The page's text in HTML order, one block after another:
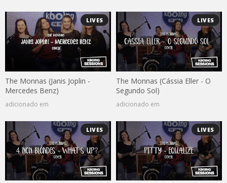
LIVES
The Monnas (Janis Joplin -
Mercedes Benz)
adicionado em
LIVES
The Monnas (Cássia Eller - O
Segundo Sol)
adicionado em
LIVES LIVES